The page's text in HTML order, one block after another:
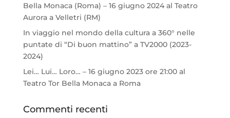
Bella Monaca (Roma) – 16 giugno 2024 al Teatro
Aurora a Velletri (RM)
In viaggio nel mondo della cultura a 360° nelle
puntate di “Di buon mattino” a TV2000 (2023-
2024)
Lei… Lui… Loro… – 16 giugno 2023 ore 21:00 al
Teatro Tor Bella Monaca a Roma
Commenti recenti